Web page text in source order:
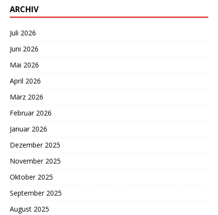
ARCHIV
Juli 2026
Juni 2026
Mai 2026
April 2026
März 2026
Februar 2026
Januar 2026
Dezember 2025
November 2025
Oktober 2025
September 2025
August 2025